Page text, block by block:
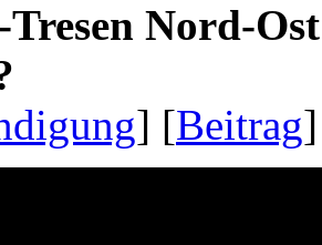
Nord-
] [Beitrag